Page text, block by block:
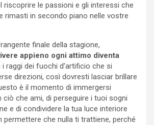
riscoprire le passioni e gli interessi che
rimasti in secondo piano nelle vostre
finale della stagione,
appieno ogni attimo diventa
i raggi dei fuochi d’artificio che si
direzioni, così dovresti lasciar brillare
è il momento di immergersi
che ami, di perseguire i tuoi sogni
e di condividere la tua luce interiore
permettere che nulla ti trattiene, perché